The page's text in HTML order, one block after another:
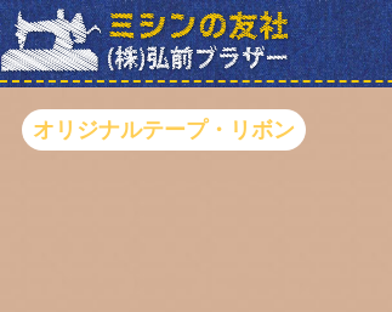
オリジナルテープ・リボン